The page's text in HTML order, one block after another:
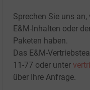
Sprechen Sie uns
E&M-Inhalten oder
Paketen haben.
Das E&M-
11-77 oder unter
über Ihre Anfrage.